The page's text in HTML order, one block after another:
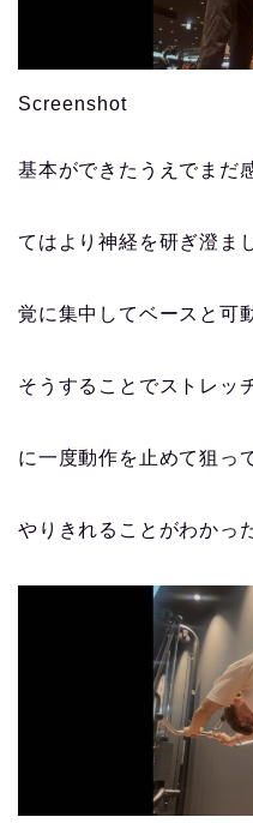
Screenshot
基本ができたうえでまだ
てはより神経を研ぎ澄ま
覚に集中してベースと可
そうすることでストレッ
に一度動作を止めて狙っ
やりきれることがわかっ